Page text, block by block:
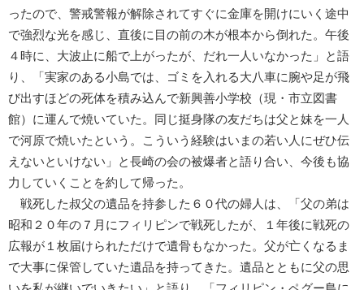
ったので、警戒警報が解除されてすぐに金庫を開けにいく途中
で強烈な光を感じ、直後に目の前の木が根本から倒れた。午後
４時に、大波止に船で上がったが、だれ一人いなかった」と語
り、「実家のある小島では、ゴミを入れる大八車に腕や足が飛
び出すほどの死体を積み込んで新興善小学校（現・市立図書
館）に運んで焼いていた。同じ挺身隊の友だちは父と妹を一人
で河原で焼いたという。こういう経験はいまの若い人にぜひ伝
えないといけない」と長崎の会の被爆者と語り合い、今後も協
力していくことを約して帰った。
戦死した叔父の遺品を持参した６０代の婦人は、「父の弟は
昭和２０年の７月にフィリピンで戦死したが、１年後に戦死の
広報が１枚届けられただけで遺骨もなかった。父が亡くなるま
で大事に保管していた遺品を持ってきた。遺品とともに父の思